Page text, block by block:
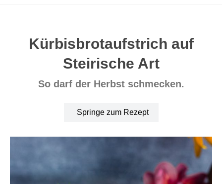
Kürbisbrotaufstrich auf
Steirische Art
So darf der Herbst schmecken.
Springe zum Rezept